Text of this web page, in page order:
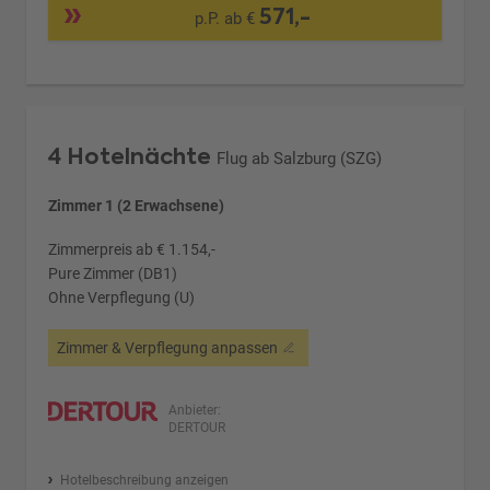
p.P. ab € 571,-
4 Hotelnächte Flug ab Salzburg (SZG)
Zimmer 1 (2 Erwachsene)
Zimmerpreis ab € 1.154,-
Pure Zimmer (DB1)
Ohne Verpflegung (U)
Zimmer & Verpflegung anpassen
Anbieter:
DERTOUR
Hotelbeschreibung anzeigen